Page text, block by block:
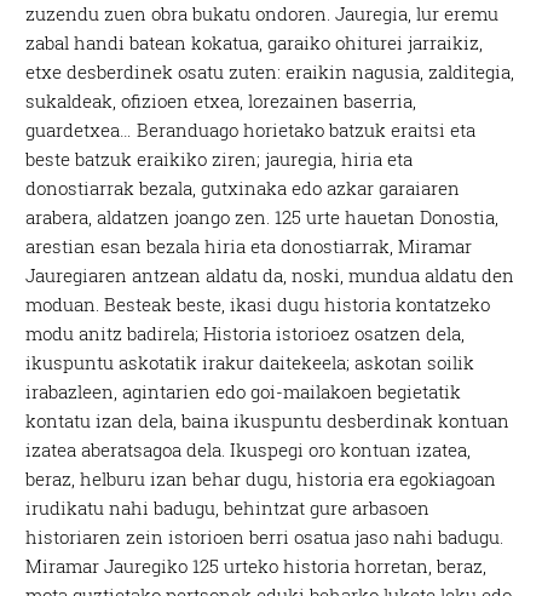
zuzendu zuen obra bukatu ondoren. Jauregia, lur eremu
zabal handi batean kokatua, garaiko ohiturei jarraikiz,
etxe desberdinek osatu zuten: eraikin nagusia, zalditegia,
sukaldeak, ofizioen etxea, lorezainen baserria,
guardetxea… Beranduago horietako batzuk eraitsi eta
beste batzuk eraikiko ziren; jauregia, hiria eta
donostiarrak bezala, gutxinaka edo azkar garaiaren
arabera, aldatzen joango zen. 125 urte hauetan Donostia,
arestian esan bezala hiria eta donostiarrak, Miramar
Jauregiaren antzean aldatu da, noski, mundua aldatu den
moduan. Besteak beste, ikasi dugu historia kontatzeko
modu anitz badirela; Historia istorioez osatzen dela,
ikuspuntu askotatik irakur daitekeela; askotan soilik
irabazleen, agintarien edo goi-mailakoen begietatik
kontatu izan dela, baina ikuspuntu desberdinak kontuan
izatea aberatsagoa dela. Ikuspegi oro kontuan izatea,
beraz, helburu izan behar dugu, historia era egokiagoan
irudikatu nahi badugu, behintzat gure arbasoen
historiaren zein istorioen berri osatua jaso nahi badugu.
Miramar Jauregiko 125 urteko historia horretan, beraz,